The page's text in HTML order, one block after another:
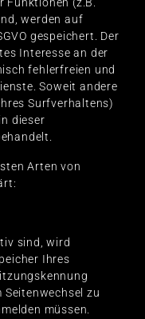
werden auf
gespeichert. Der
Interesse an der
fehlerfreien und
Soweit andere
Surfverhaltens)
dieser
Arten von
sind, wird
Ihres
Seitenwechsel zu
müssen.